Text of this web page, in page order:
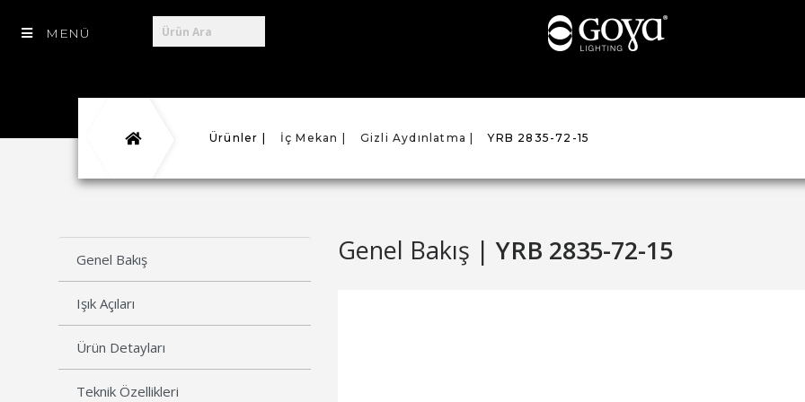
MENÜ
Ürünler | İç Mekan | Gizli Aydınlatma | YRB 2835-72-15
Genel Bakış
Işık Açıları
Ürün Detayları
Teknik Özellikleri
Genel Bakış | YRB 2835-72-15